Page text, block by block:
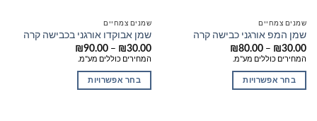
שמנים צמחיים
שמן המפ אורגני כבישה קרה
₪30.00
–
₪80.00
טווח
המחירים כוללים מע"מ.
בחר אפשרויות
שמנים צמחיים
שמן אבוקדו אורגני בכבישה קרה
₪30.00
–
₪90.00
טווח
המחירים כוללים מע"מ.
בחר אפשרויות